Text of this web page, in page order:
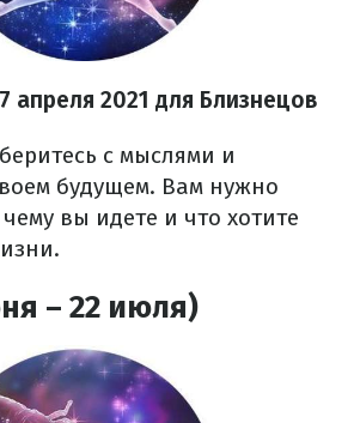
апреля 2021 для Близнецов
с мыслями и
будущем. Вам нужно
вы идете и что хотите
– 22 июля)